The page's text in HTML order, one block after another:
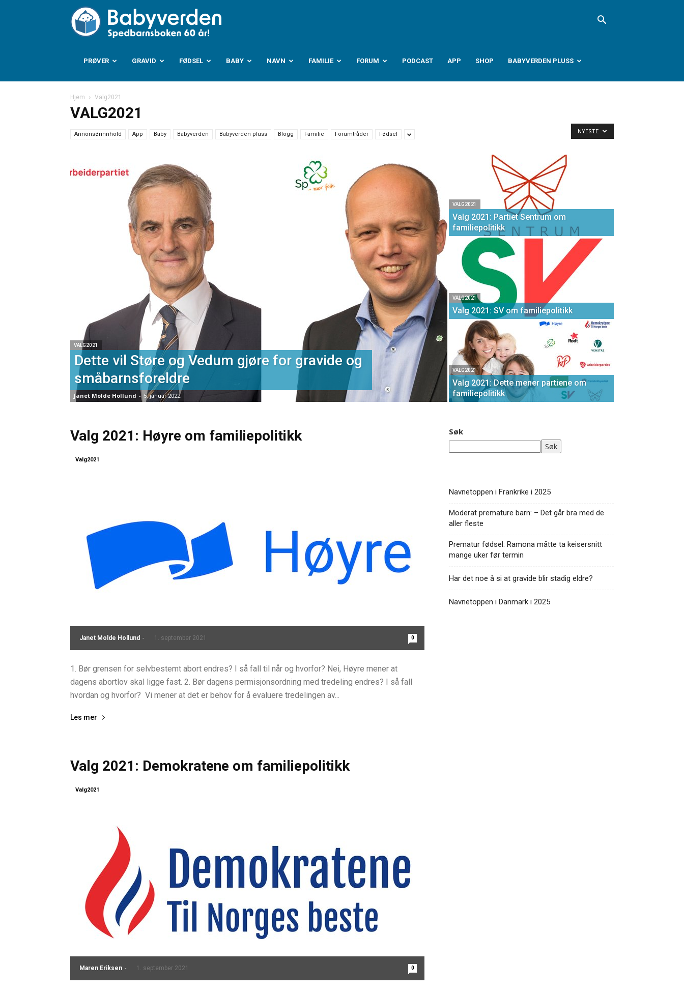
Babyverden.no
PRØVER GRAVID FØDSEL BABY NAVN FAMILIE FORUM PODCAST APP SHOP BABYVERDEN PLUSS
Hjem Valg2021
VALG2021
Annonsørinnhold App Baby Babyverden Babyverden pluss Blogg Familie Forumtråder Fødsel NYESTE
VALG2021
Dette vil Støre og Vedum gjøre for gravide og
småbarnsforeldre
Janet Molde Hollund - 5. januar 2022
VALG2021
Valg 2021: Partiet Sentrum om
familiepolitikk
VALG2021
Valg 2021: SV om familiepolitikk
VALG2021
Valg 2021: Dette mener partiene om
familiepolitikk
Valg 2021: Høyre om familiepolitikk
Janet Molde Hollund - 1. september 2021 0
Valg2021
1. Bør grensen for selvbestemt abort endres? I så fall til når og hvorfor? Nei, Høyre mener at
dagens abortlov skal ligge fast. 2. Bør dagens permisjonsordning med tredeling endres? I så fall
hvordan og hvorfor? Vi mener at det er behov for å evaluere tredelingen av...
Les mer
Valg 2021: Demokratene om familiepolitikk
Maren Eriksen - 1. september 2021 0
Valg2021
Søk
Søk
Navnetoppen i Frankrike i 2025
Moderat premature barn: – Det går bra med de
aller fleste
Prematur fødsel: Ramona måtte ta keisersnitt
mange uker før termin
Har det noe å si at gravide blir stadig eldre?
Navnetoppen i Danmark i 2025